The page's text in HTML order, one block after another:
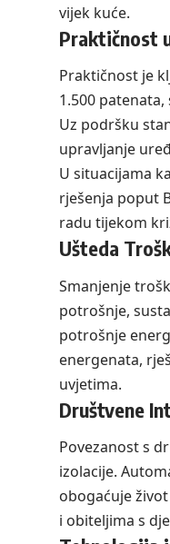
vijek kuće.
Praktičnost
Praktičnost je
1.500
Uz podršku
upravljanje
U situacijama
rješenja poput
radu tijekom
Ušteda
Smanjenje
potrošnje,
potrošnje
energenata,
uvjetima.
Društvene
Povezanost s
izolacije.
obogaćuje
i obiteljima s